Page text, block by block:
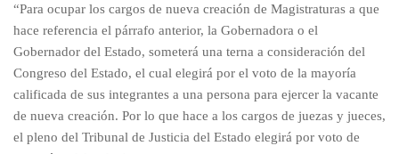
“Para ocupar los cargos de nueva creación de Magistraturas a que
hace referencia el párrafo anterior, la Gobernadora o el
Gobernador del Estado, someterá una terna a consideración del
Congreso del Estado, el cual elegirá por el voto de la mayoría
calificada de sus integrantes a una persona para ejercer la vacante
de nueva creación. Por lo que hace a los cargos de juezas y jueces,
el pleno del Tribunal de Justicia del Estado elegirá por voto de